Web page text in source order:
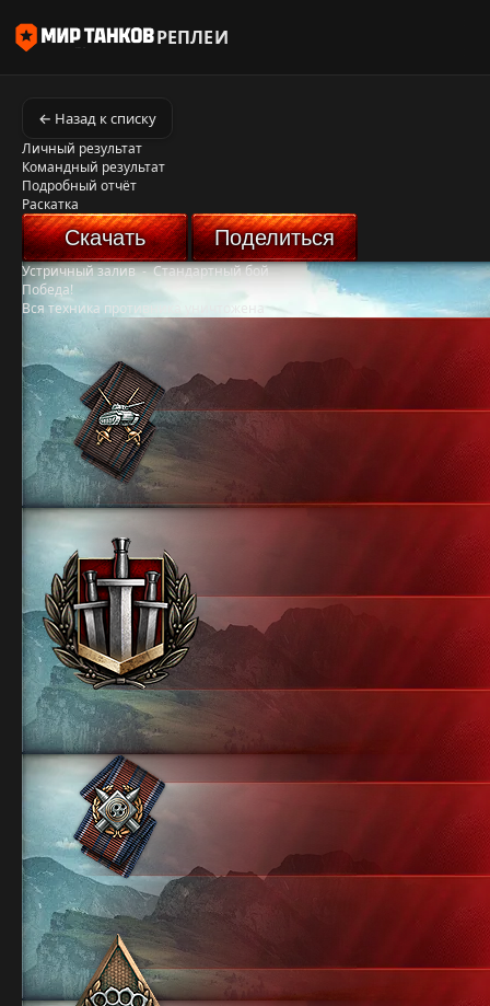
РЕПЛЕИ
← Назад к списку
Личный результат
Командный результат
Подробный отчёт
Раскатка
Скачать Поделиться
Устричный залив-Стандартный бой
Победа!
Вся техника противника уничтожена